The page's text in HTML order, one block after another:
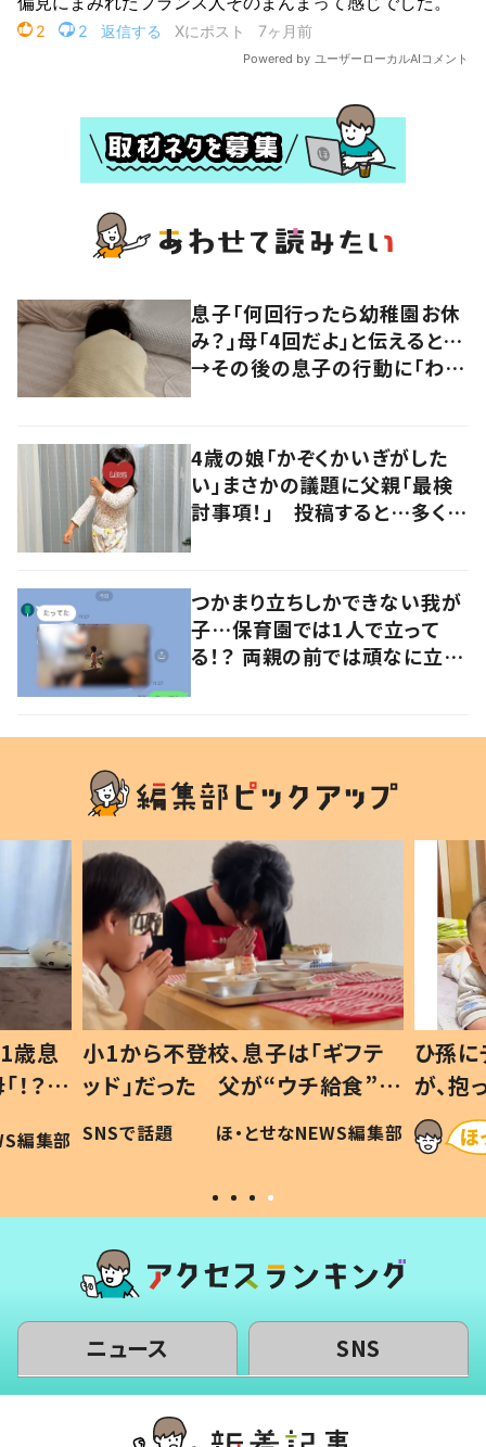
息子「何回行ったら幼稚園お休
み？」母「4回だよ」と伝えると…
→その後の息子の行動に「わか
4歳の娘「かぞくかいぎがした
い」まさかの議題に父親「最検
討事項！」 投稿すると…多くの
つかまり立ちしかできない我が
子…保育園では1人で立って
る！？ 両親の前では頑なに立た
息
」
編集部
小1から不登校、息子は「ギフテ
ッド」だった 父が“ウチ給食”を
作り続ける理由とは #令和の親
#令和の子
SNSで話題 ほ・とせなNEWS編集部
ひ孫に
が、抱
「涙が
い」
ニュース SNS